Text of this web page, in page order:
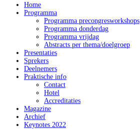
Home
Programma
Programma precongresworkshops
Programma donderdag
Programma vrijdag
Abstracts per thema/doelgroep
Presentaties
Sprekers
Deelnemers
Praktische info
Contact
Hotel
Accreditaties
Magazine
Archief
Keynotes 2022